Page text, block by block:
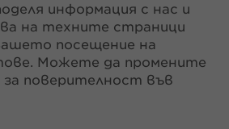
информация с нас и
на техните страници
посещение на
Можете да промените
поверителност във